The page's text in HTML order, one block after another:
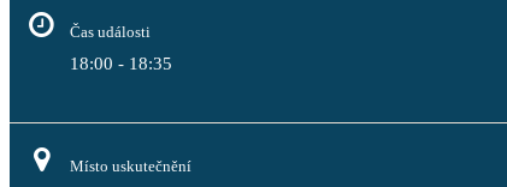
Čas události
18:00 - 18:35
Místo uskutečnění